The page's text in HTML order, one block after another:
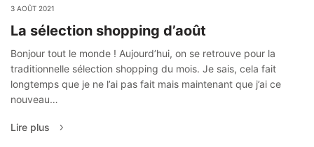
3 AOÛT 2021
La sélection shopping d’août
Bonjour tout le monde ! Aujourd’hui, on se retrouve pour la
traditionnelle sélection shopping du mois. Je sais, cela fait
longtemps que je ne l’ai pas fait mais maintenant que j’ai ce
nouveau…
Lire plus